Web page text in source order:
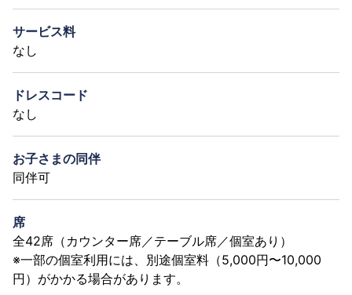
サービス料
なし
ドレスコード
なし
お子さまの同伴
同伴可
席
全42席（カウンター席／テーブル席／個室あり）
※一部の個室利用には、別途個室料（5,000円〜10,000
円）がかかる場合があります。